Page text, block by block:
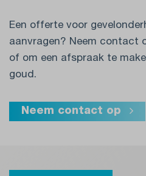
Een offerte voor
aanvragen? Neem contact
of om een afspraak te
goud.
Neem contact op